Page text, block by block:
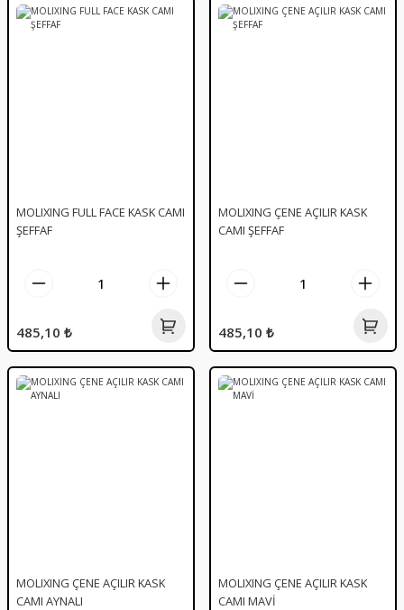
MOLIXING FULL FACE KASK CAMI
ŞEFFAF
485,10 ₺
MOLIXING ÇENE AÇILIR KASK
CAMI ŞEFFAF
485,10 ₺
MOLIXING ÇENE AÇILIR KASK
CAMI AYNALI
MOLIXING ÇENE AÇILIR KASK
CAMI MAVİ